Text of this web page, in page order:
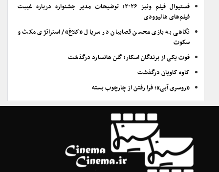
فستیوال فیلم ونیز ۲۰۲۶؛ توضیحات مدیر جشنواره درباره غیبت
فیلم‌های هالیوودی
نگاهی به بازی محسن قصابیان در سریال «کلاغ»/ استراتژی مکث و
سکوت
فوت یکی از برندگان اسکار؛ گلن هانسارد درگذشت
کاوه کاویان درگذشت
«روسری آبی»؛ فرا رفتن از چارچوب بسته